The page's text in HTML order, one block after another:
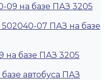
09 на базе ПАЗ 3205
07 ПАЗ на базе
на базе ПАЗ 3205
автобуса ПАЗ